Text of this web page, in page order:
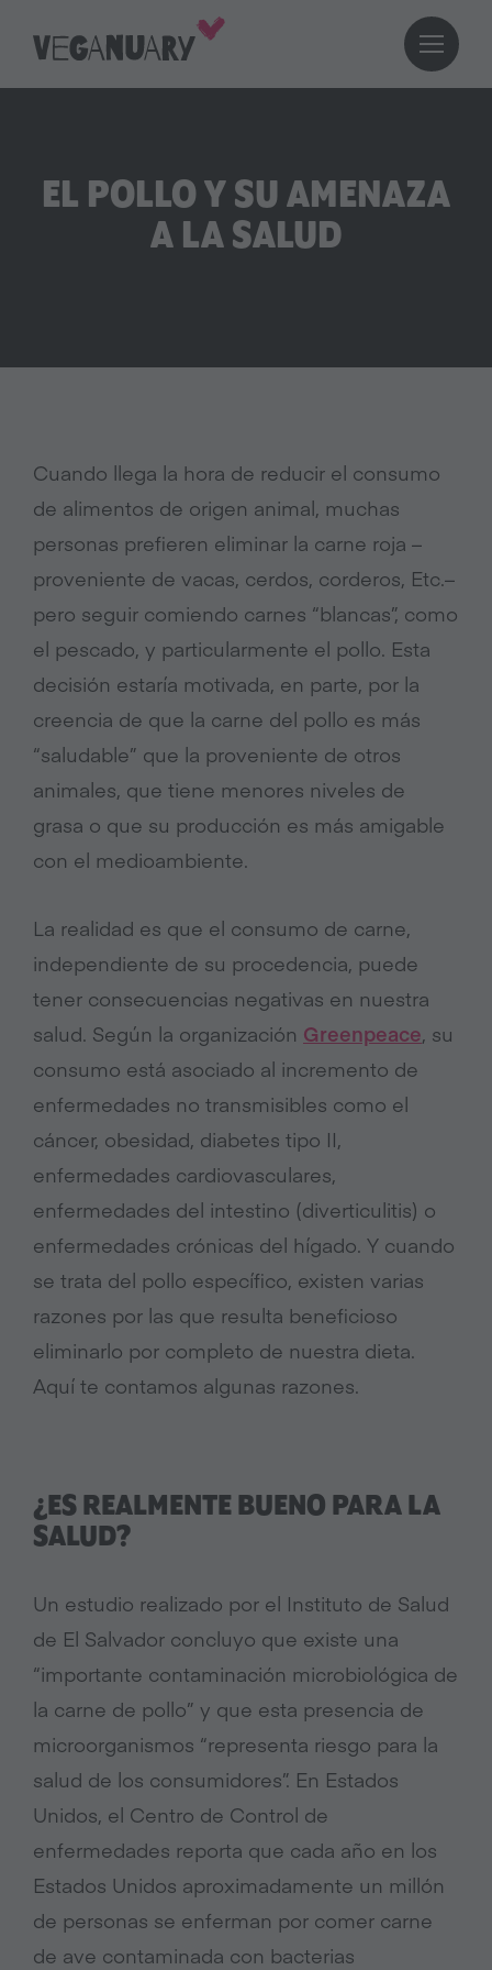
EL POLLO Y SU AMENAZA
A LA SALUD
Cuando llega la hora de reducir el consumo
de alimentos de origen animal, muchas
personas prefieren eliminar la carne roja –
proveniente de vacas, cerdos, corderos, Etc.–
pero seguir comiendo carnes “blancas”, como
el pescado, y particularmente el pollo. Esta
decisión estaría motivada, en parte, por la
creencia de que la carne del pollo es más
“saludable” que la proveniente de otros
animales, que tiene menores niveles de
grasa o que su producción es más amigable
con el medioambiente.
La realidad es que el consumo de carne,
independiente de su procedencia, puede
tener consecuencias negativas en nuestra
salud. Según la organización Greenpeace, su
consumo está asociado al incremento de
enfermedades no transmisibles como el
cáncer, obesidad, diabetes tipo II,
enfermedades cardiovasculares,
enfermedades del intestino (diverticulitis) o
enfermedades crónicas del hígado. Y cuando
se trata del pollo específico, existen varias
razones por las que resulta beneficioso
eliminarlo por completo de nuestra dieta.
Aquí te contamos algunas razones.
¿ES REALMENTE BUENO PARA LA
SALUD?
Un estudio realizado por el Instituto de Salud
de El Salvador concluyo que existe una
“importante contaminación microbiológica de
la carne de pollo” y que esta presencia de
microorganismos “representa riesgo para la
salud de los consumidores”. En Estados
Unidos, el Centro de Control de
enfermedades reporta que cada año en los
Estados Unidos aproximadamente un millón
de personas se enferman por comer carne
de ave contaminada con bacterias